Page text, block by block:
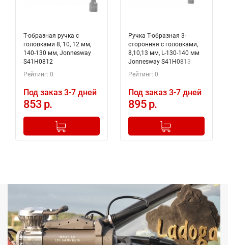
Т-образная ручка с
головками 8, 10, 12 мм,
140-130 мм, Jonnesway
S41H0812
Рейтинг: 0
Под заказ 3-7 дней
853 р.
+
Добавлено в корзину
Ручка Т-образная 3-
сторонняя с головками,
8,10,13 мм, L-130-140 мм
Jonnesway S41H0813
(49841)
Рейтинг: 0
Под заказ 3-7 дней
895 р.
+
Добавлено в корзину